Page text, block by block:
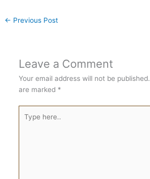
← Previous Post
Leave a Comment
Your email address will not be published.
are marked *
here..